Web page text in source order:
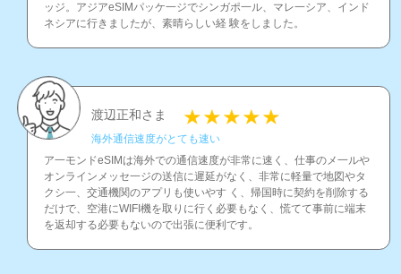
ッジ。アジアeSIMパッケ一ジでシンガポ一ル、マレ一シア、インド
ネシアに行きましたが、素晴らしい経 験をしました。
渡辺正和さま
海外通信速度がとても速い
ア一モンドeSIMは海外での通信速度が非常に速く、仕事のメ一ルや
オンラインメッセ一ジの送信に遲延がなく、非常に軽量で地図やタ
クシ一、交通機関のアプリも使いやす く、帰国時に契約を削除する
だけで、空港にWIFI機を取りに行く必要もなく、慌てて事前に端末
を返却する必要もないので出張に便利です。